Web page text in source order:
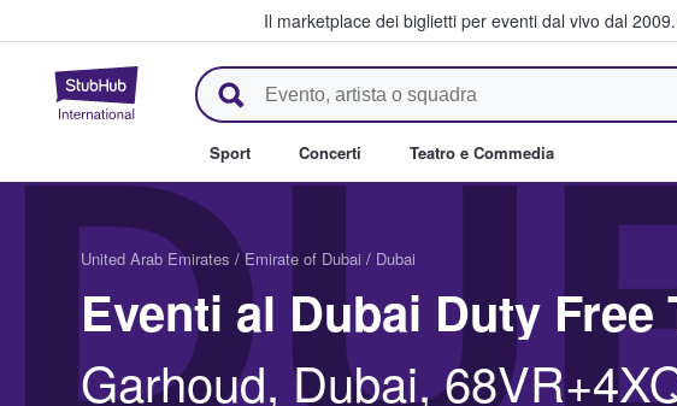
Il marketplace dei biglietti per eventi dal vivo dal 2009.
StubHub - Dove i fan comprano e
Sport Concerti Teatro e Commedia
United Arab Emirates / Emirate of Dubai / Dubai
Eventi al Dubai Duty
Garhoud, Dubai,